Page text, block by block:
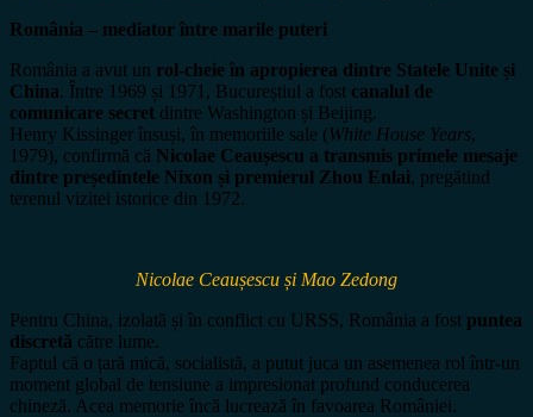
România – mediator între marile puteri
România a avut un rol-cheie în apropierea dintre Statele Unite și
China. Între 1969 și 1971, Bucureștiul a fost canalul de
comunicare secret dintre Washington și Beijing.
Henry Kissinger însuși, în memoriile sale (White House Years,
1979), confirmă că Nicolae Ceaușescu a transmis primele mesaje
dintre președintele Nixon și premierul Zhou Enlai, pregătind
terenul vizitei istorice din 1972.
Nicolae Ceaușescu și Mao Zedong
Pentru China, izolată și în conflict cu URSS, România a fost puntea
discretă către lume.
Faptul că o țară mică, socialistă, a putut juca un asemenea rol într-un
moment global de tensiune a impresionat profund conducerea
chineză. Acea memorie încă lucrează în favoarea României.